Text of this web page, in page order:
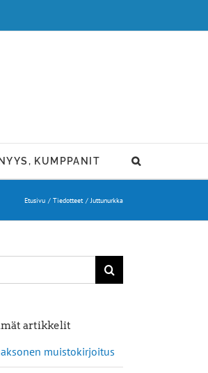
KUMPPANIT
Etusivu Tiedotteet Juttunurkka
artikkelit
muistokirjoitus